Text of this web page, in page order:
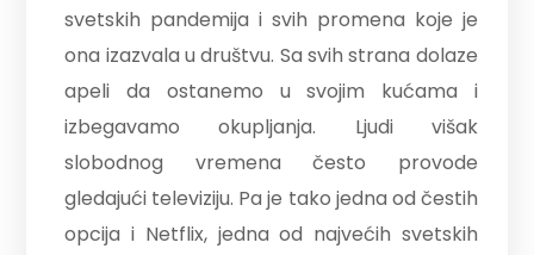
svetskih pandemija i svih promena koje je
ona izazvala u društvu. Sa svih strana dolaze
apeli da ostanemo u svojim kućama i
izbegavamo okupljanja. Ljudi višak
slobodnog vremena često provode
gledajući televiziju. Pa je tako jedna od čestih
opcija i Netflix, jedna od najvećih svetskih